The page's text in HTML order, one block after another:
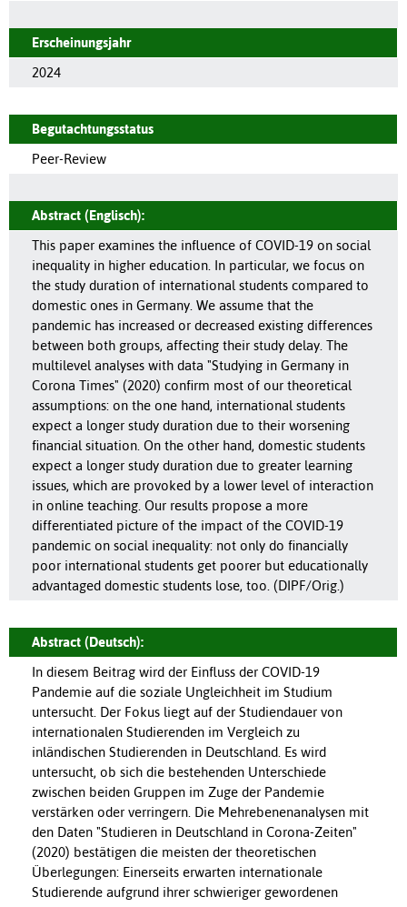
Erscheinungsjahr
2024
Begutachtungsstatus
Peer-Review
Abstract (Englisch):
This paper examines the influence of COVID-19 on social
inequality in higher education. In particular, we focus on
the study duration of international students compared to
domestic ones in Germany. We assume that the
pandemic has increased or decreased existing differences
between both groups, affecting their study delay. The
multilevel analyses with data "Studying in Germany in
Corona Times" (2020) confirm most of our theoretical
assumptions: on the one hand, international students
expect a longer study duration due to their worsening
financial situation. On the other hand, domestic students
expect a longer study duration due to greater learning
issues, which are provoked by a lower level of interaction
in online teaching. Our results propose a more
differentiated picture of the impact of the COVID-19
pandemic on social inequality: not only do financially
poor international students get poorer but educationally
advantaged domestic students lose, too. (DIPF/Orig.)
Abstract (Deutsch):
In diesem Beitrag wird der Einfluss der COVID-19
Pandemie auf die soziale Ungleichheit im Studium
untersucht. Der Fokus liegt auf der Studiendauer von
internationalen Studierenden im Vergleich zu
inländischen Studierenden in Deutschland. Es wird
untersucht, ob sich die bestehenden Unterschiede
zwischen beiden Gruppen im Zuge der Pandemie
verstärken oder verringern. Die Mehrebenenanalysen mit
den Daten "Studieren in Deutschland in Corona-Zeiten"
(2020) bestätigen die meisten der theoretischen
Überlegungen: Einerseits erwarten internationale
Studierende aufgrund ihrer schwieriger gewordenen